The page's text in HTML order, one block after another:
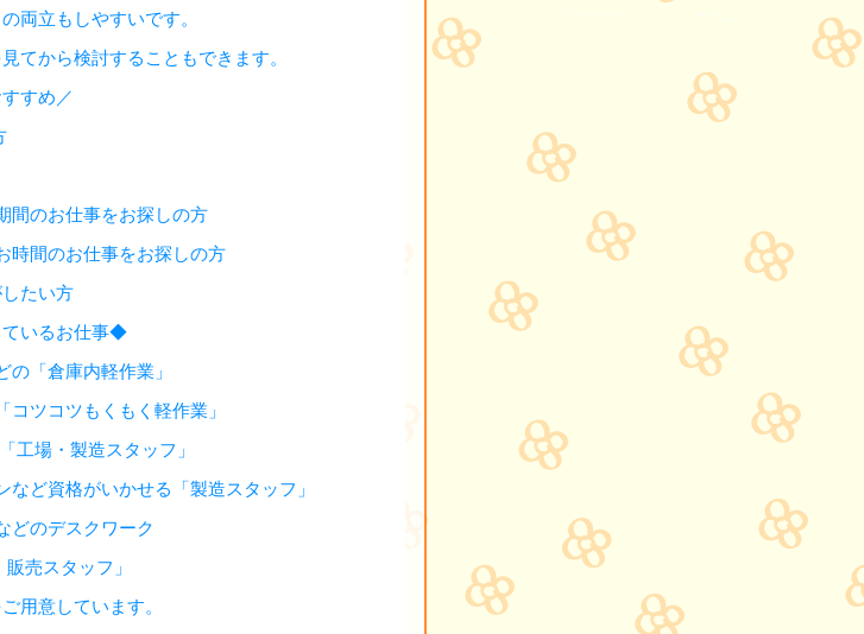
両立もしやすいです。
てから検討することもできます。
すめ／
間のお仕事をお探しの方
時間のお仕事をお探しの方
たい方
いるお仕事◆
の「倉庫内軽作業」
コツコツもくもく軽作業」
工場・製造スタッフ」
など資格がいかせる「製造スタッフ」
どのデスクワーク
売スタッフ」
用意しています。